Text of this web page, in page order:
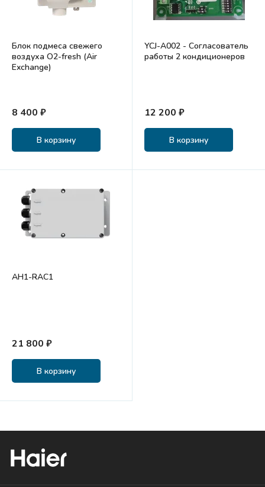
Блок подмеса свежего
воздуха О2-fresh (Air
Exchange)
8 400 ₽
В корзину
YCJ-A002 - Согласователь
работы 2 кондиционеров
12 200 ₽
В корзину
AH1-RAC1
21 800 ₽
В корзину